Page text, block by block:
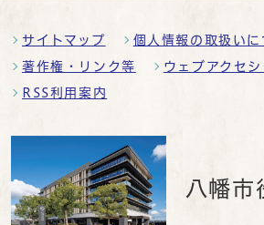
サイトマップ 個人情報の取扱いに
著作権・リンク等 ウェブアクセ
RSS利用案内
八幡市